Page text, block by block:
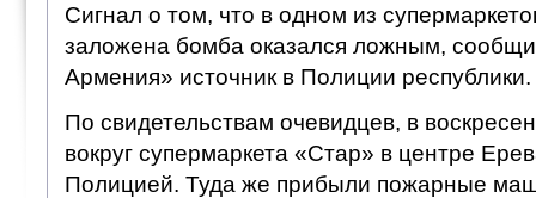
Сигнал о том, что в одном из
заложена бомба оказался ложным,
Армения» источник в Полиции республики.
По свидетельствам очевидцев, в
вокруг супермаркета «Стар» в центре
Полицией. Туда же прибыли пожарные